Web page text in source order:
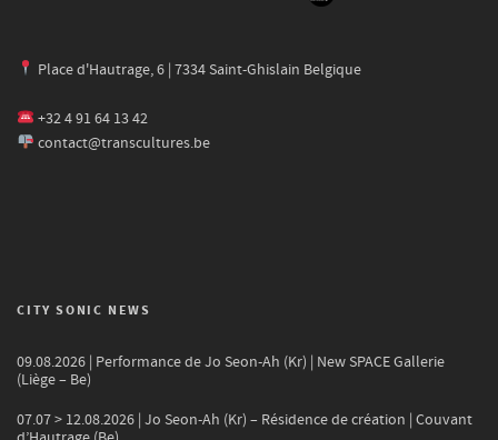
Place d'Hautrage, 6 | 7334 Saint-Ghislain Belgique
+32 4 91 64 13 42
contact@transcultures.be
CITY SONIC NEWS
09.08.2026 | Performance de Jo Seon-Ah (Kr) | New SPACE Gallerie
(Liège – Be)
07.07 > 12.08.2026 | Jo Seon-Ah (Kr) – Résidence de création | Couvant